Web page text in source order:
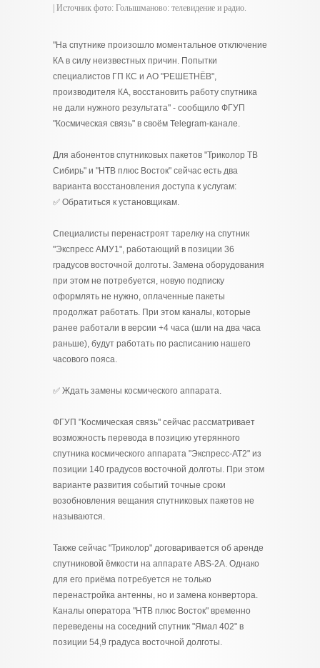
| Источник фото: Голышманово: телевидение и радио.
"На спутнике произошло моментальное отключение
КА в силу неизвестных причин. Попытки
специалистов ГП КС и АО "РЕШЕТНЁВ",
производителя КА, восстановить работу спутника
не дали нужного результата" - сообщило ФГУП
"Космическая связь" в своём Telegram-канале.
Для абонентов спутниковых пакетов "Триколор ТВ
Сибирь" и "НТВ плюс Восток" сейчас есть два
варианта восстановления доступа к услугам:
✅ Обратиться к установщикам.
Специалисты перенастроят тарелку на спутник
"Экспресс АМУ1", работающий в позиции 36
градусов восточной долготы. Замена оборудования
при этом не потребуется, новую подписку
оформлять не нужно, оплаченные пакеты
продолжат работать. При этом каналы, которые
ранее работали в версии +4 часа (шли на два часа
раньше), будут работать по расписанию нашего
часового пояса.
✅ Ждать замены космического аппарата.
ФГУП "Космическая связь" сейчас рассматривает
возможность перевода в позицию утерянного
спутника космического аппарата "Экспресс-АТ2" из
позиции 140 градусов восточной долготы. При этом
варианте развития событий точные сроки
возобновления вещания спутниковых пакетов не
называются.
Также сейчас "Триколор" договаривается об аренде
спутниковой ёмкости на аппарате ABS-2A. Однако
для его приёма потребуется не только
перенастройка антенны, но и замена конвертора.
Каналы оператора "НТВ плюс Восток" временно
переведены на соседний спутник "Ямал 402" в
позиции 54,9 градуса восточной долготы.